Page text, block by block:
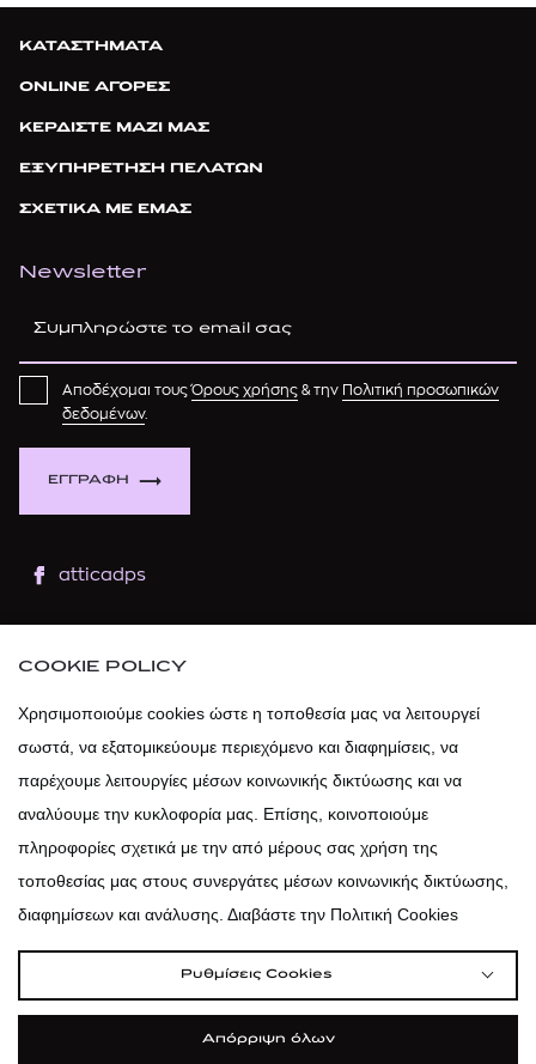
ΚΑΤΑΣΤΗΜΑΤΑ
ONLINE ΑΓΟΡΕΣ
ΚΕΡΔΙΣΤΕ ΜΑΖΙ ΜΑΣ
ΕΞΥΠΗΡΕΤΗΣΗ ΠΕΛΑΤΩΝ
ΣΧΕΤΙΚΑ ΜΕ ΕΜΑΣ
Newsletter
ΕΓΓΡΑΦΗ
Αποδέχομαι τουςΌρους χρήσης & την Πολιτική προσωπικών
δεδομένων.
atticadps
atticadps
COOKIE POLICY
Χρησιμοποιούμε cookies ώστε η τοποθεσία μας να λειτουργεί
σωστά, να εξατομικεύουμε περιεχόμενο και διαφημίσεις, να
παρέχουμε λειτουργίες μέσων κοινωνικής δικτύωσης και να
αναλύουμε την κυκλοφορία μας. Επίσης, κοινοποιούμε
πληροφορίες σχετικά με την από μέρους σας χρήση της
τοποθεσίας μας στους συνεργάτες μέσων κοινωνικής δικτύωσης,
διαφημίσεων και ανάλυσης. Διαβάστε την Πολιτική Cookies
Ρυθμίσεις Cookies
Απόρριψη όλων